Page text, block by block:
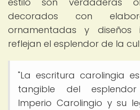
decorados con
ornamentadas y diseños
reflejan el esplendor de la
"La escritura carolingia
tangible del
Imperio Carolingio y su